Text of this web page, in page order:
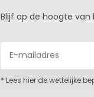
Blijf op de hoogte
* Lees hier de wettelijke